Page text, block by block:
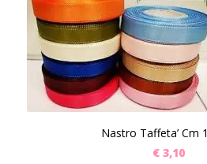
Nastro Taffeta’ Cm
€ 3,10